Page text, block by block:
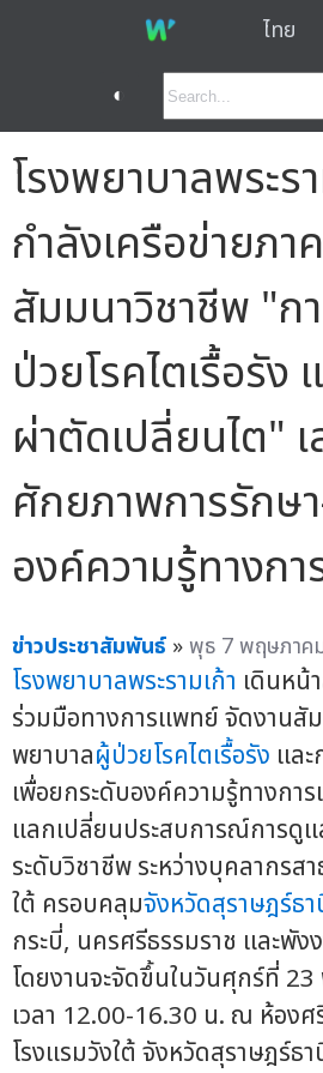
ไทย
◐
โรงพยาบาลพระร
กำลังเครือข่ายภา
สัมมนาวิชาชีพ "ก
ป่วยโรคไตเรื้อรัง
ผ่าตัดเปลี่ยนไต"
ศักยภาพการรักษ
องค์ความรู้ทางก
ข่าวประชาสัมพันธ์ »พุธ 7 พฤษภาค
โรงพยาบาลพระรามเก้า เดินหน้
ร่วมมือทางการแพทย์ จัดงานสั
พยาบาลผู้ป่วยโรคไตเรื้อรัง แล
เพื่อยกระดับองค์ความรู้ทางกา
แลกเปลี่ยนประสบการณ์การดูแ
ระดับวิชาชีพ ระหว่างบุคลากร
ใต้ ครอบคลุมจังหวัดสุราษฎร์ธ
กระบี่, นครศรีธรรมราช และพัง
โดยงานจะจัดขึ้นในวันศุกร์ที่
เวลา 12.00-16.30 น. ณ ห้อง
โรงแรมวังใต้ จังหวัดสุราษฎร์ธา